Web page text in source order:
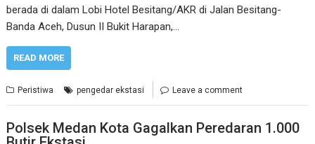
berada di dalam Lobi Hotel Besitang/AKR di Jalan Besitang-
Banda Aceh, Dusun II Bukit Harapan,…
READ MORE
Peristiwa pengedar ekstasi Leave a comment
Polsek Medan Kota Gagalkan Peredaran 1.000